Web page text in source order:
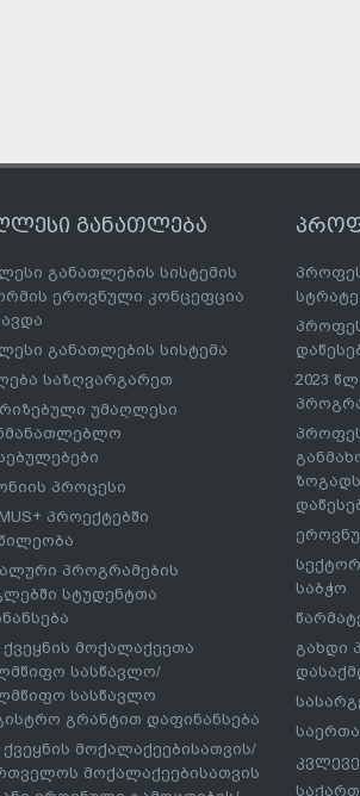
განათლება
განათლების სისტემის
ეროვნული კონცეფცია
განათლების სისტემა
საზღვარგარეთ
უმაღლესი
პროცესი
პროექტებში
პროგრამების
სტუდენტთა
მოქალაქეეთა
სასწავლო/
სასწავლო
გრანტით დაფინანსება
მოქალაქეებისათვის/
მოქალაქეებისათვის
2023
საბჭო
გახდი